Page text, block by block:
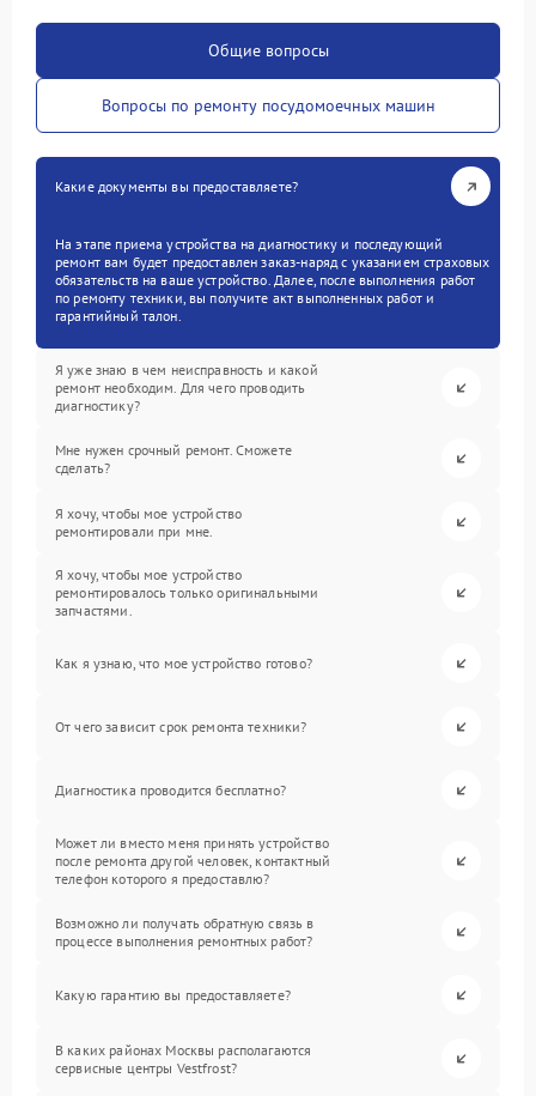
Общие вопросы
Вопросы по ремонту посудомоечных машин
Какие документы вы предоставляете?
На этапе приема устройства на диагностику и последующий
ремонт вам будет предоставлен заказ-наряд с указанием страховых
обязательств на ваше устройство. Далее, после выполнения работ
по ремонту техники, вы получите акт выполненных работ и
гарантийный талон.
Я уже знаю в чем неисправность и какой
ремонт необходим. Для чего проводить
диагностику?
Мне нужен срочный ремонт. Сможете
сделать?
Я хочу, чтобы мое устройство
ремонтировали при мне.
Я хочу, чтобы мое устройство
ремонтировалось только оригинальными
запчастями.
Как я узнаю, что мое устройство готово?
От чего зависит срок ремонта техники?
Диагностика проводится бесплатно?
Может ли вместо меня принять устройство
после ремонта другой человек, контактный
телефон которого я предоставлю?
Возможно ли получать обратную связь в
процессе выполнения ремонтных работ?
Какую гарантию вы предоставляете?
В каких районах Москвы располагаются
сервисные центры Vestfrost?